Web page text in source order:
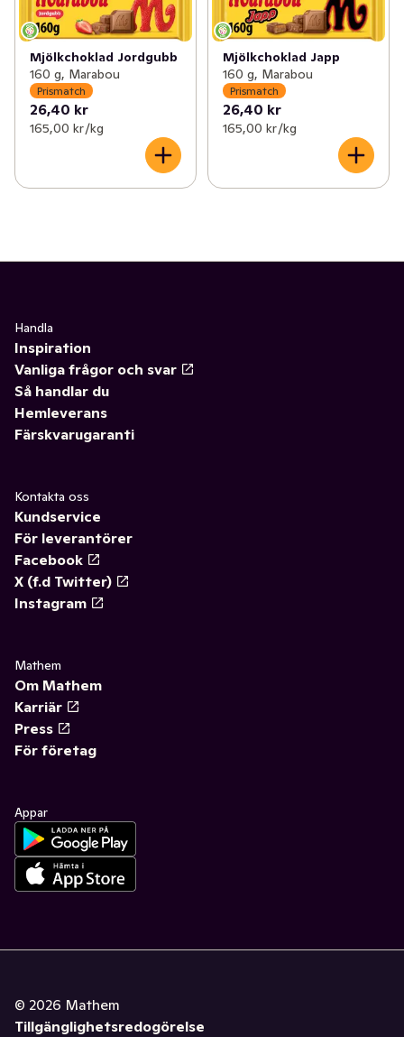
Mjölkchoklad Jordgubb
160 g, Marabou
Prismatch
26,40 kr
165,00 kr /kg
Mjölkchoklad Japp
160 g, Marabou
Prismatch
26,40 kr
165,00 kr /kg
Handla
Inspiration
Vanliga frågor och svar
Så handlar du
Hemleverans
Färskvarugaranti
Kontakta oss
Kundservice
För leverantörer
Facebook
X (f.d Twitter)
Instagram
Mathem
Om Mathem
Karriär
Press
För företag
Appar
© 2026 Mathem
Tillgänglighetsredogörelse